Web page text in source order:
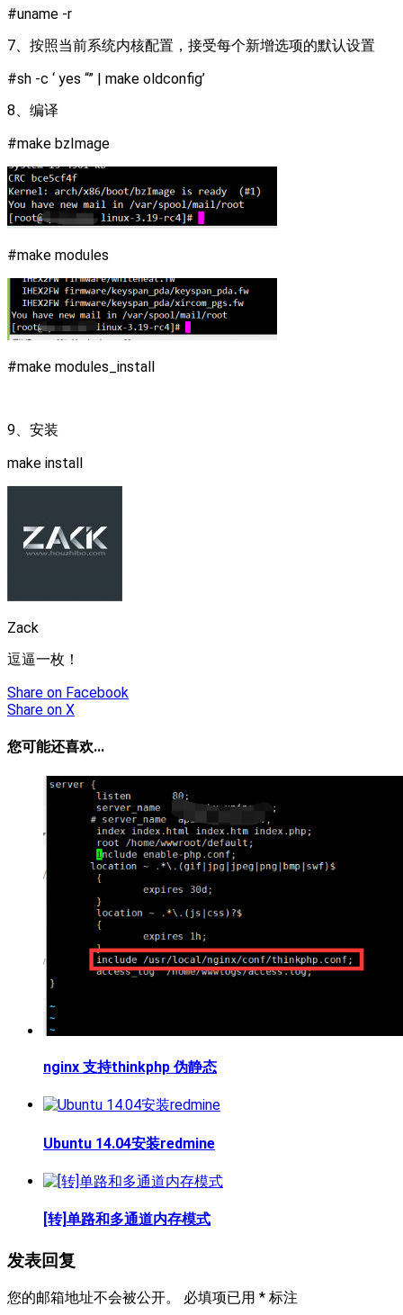
#uname -r
7、按照当前系统内核配置，接受每个新增选项的默认设置
#sh -c ‘ yes “” | make oldconfig’
8、编译
#make bzImage
#make modules
#make modules_install
9、安装
make install
Zack
逗逼一枚！
Share on Facebook
Share on X
您可能还喜欢...
nginx 支持thinkphp 伪静态
Ubuntu 14.04安装redmine
[转]单路和多通道内存模式
发表回复
您的邮箱地址不会被公开。 必填项已用 * 标注